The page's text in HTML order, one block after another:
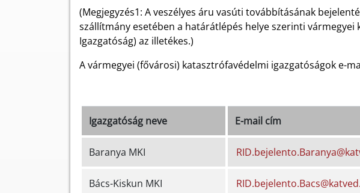
(Megjegyzés1: A veszélyes áru vasúti továbbításának
szállítmány esetében a határátlépés helye szerinti
Igazgatóság) az illetékes.)
A vármegyei (fővárosi) katasztrófavédelmi igazgatóságok e-
Igazgatóság neve E-mail cím
Baranya MKI
Bács-Kiskun MKI